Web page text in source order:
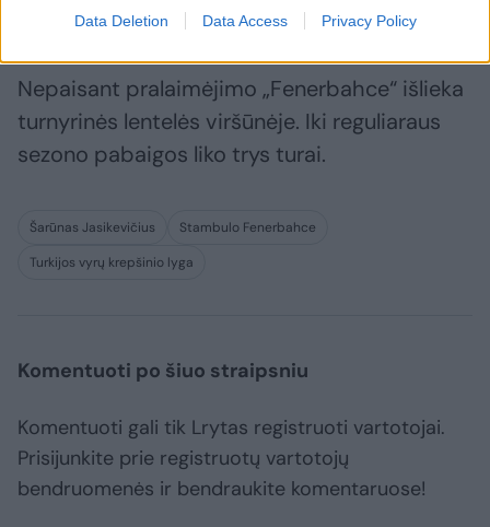
Data Deletion Data Access Privacy Policy
samprotavo Šaras.
Nepaisant pralaimėjimo „Fenerbahce“ išlieka
turnyrinės lentelės viršūnėje. Iki reguliaraus
sezono pabaigos liko trys turai.
Šarūnas Jasikevičius
Stambulo Fenerbahce
Turkijos vyrų krepšinio lyga
Komentuoti po šiuo straipsniu
Komentuoti gali tik Lrytas registruoti vartotojai.
Prisijunkite prie registruotų vartotojų
bendruomenės ir bendraukite komentaruose!